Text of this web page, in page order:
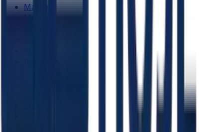
Mateus